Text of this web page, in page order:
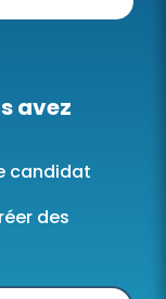
avez
candidat
des